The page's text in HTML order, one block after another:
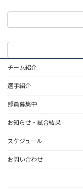
チーム紹介
選手紹介
部員募集中
お知らせ・試合結果
スケジュール
お問い合わせ